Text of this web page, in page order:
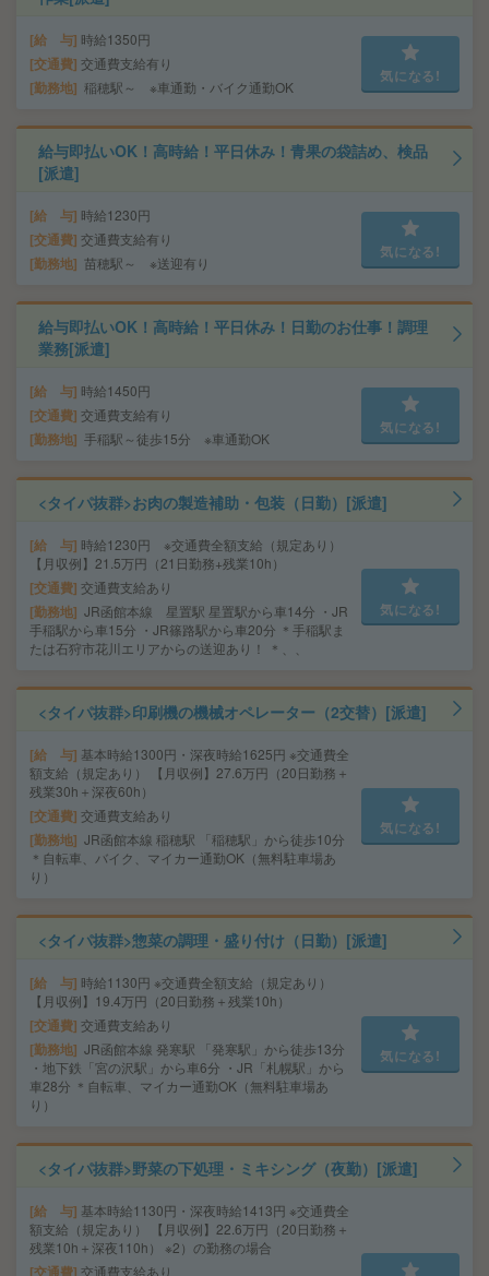
給 与 時給1350円
交通費 交通費支給有り
勤務地 稲穂駅～ ※車通勤・バイク通勤OK
気になる!
給与即払いOK！高時給！平日休み！青果の袋詰め、検品
[派遣]
給 与 時給1230円
交通費 交通費支給有り
勤務地 苗穂駅～ ※送迎有り
気になる!
給与即払いOK！高時給！平日休み！日勤のお仕事！調理
業務[派遣]
給 与 時給1450円
交通費 交通費支給有り
勤務地 手稲駅～徒歩15分 ※車通勤OK
気になる!
<タイパ抜群>お肉の製造補助・包装（日勤）[派遣]
給 与 時給1230円 ※交通費全額支給（規定あり）
【月収例】21.5万円（21日勤務+残業10h）
交通費 交通費支給あり
勤務地 JR函館本線 星置駅 星置駅から車14分 ・JR
手稲駅から車15分 ・JR篠路駅から車20分 ＊手稲駅ま
たは石狩市花川エリアからの送迎あり！ ＊、、
気になる!
<タイパ抜群>印刷機の機械オペレーター（2交替）[派遣]
給 与 基本時給1300円・深夜時給1625円 ※交通費全
額支給（規定あり） 【月収例】27.6万円（20日勤務＋
残業30h＋深夜60h）
交通費 交通費支給あり
勤務地 JR函館本線 稲穂駅 「稲穂駅」から徒歩10分
＊自転車、バイク、マイカー通勤OK（無料駐車場あ
り）
気になる!
<タイパ抜群>惣菜の調理・盛り付け（日勤）[派遣]
給 与 時給1130円 ※交通費全額支給（規定あり）
【月収例】19.4万円（20日勤務＋残業10h）
交通費 交通費支給あり
勤務地 JR函館本線 発寒駅 「発寒駅」から徒歩13分
・地下鉄「宮の沢駅」から車6分 ・JR「札幌駅」から
車28分 ＊自転車、マイカー通勤OK（無料駐車場あ
り）
気になる!
<タイパ抜群>野菜の下処理・ミキシング（夜勤）[派遣]
給 与 基本時給1130円・深夜時給1413円 ※交通費全
額支給（規定あり） 【月収例】22.6万円（20日勤務＋
残業10h＋深夜110h） ※2）の勤務の場合
交通費 交通費支給あり